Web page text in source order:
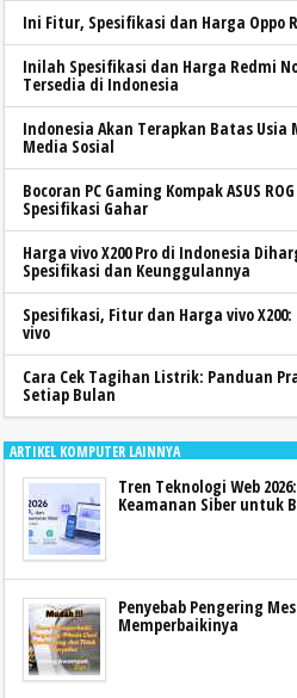
Ini Fitur, Spesifikasi dan Harga Oppo
Inilah Spesifikasi dan Harga Redmi
Tersedia di Indonesia
Indonesia Akan Terapkan Batas
Media Sosial
Bocoran PC Gaming Kompak ASUS
Spesifikasi Gahar
Harga vivo X200 Pro di Indonesia
Spesifikasi dan Keunggulannya
Spesifikasi, Fitur dan Harga vivo
vivo
Cara Cek Tagihan Listrik: Panduan
Setiap Bulan
ARTIKEL KOMPUTER LAINNYA
Tren Teknologi Web
Keamanan Siber untuk
Penyebab Pengering
Memperbaikinya